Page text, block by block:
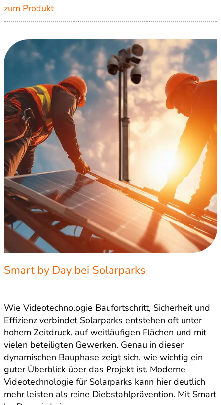
zum Produkt
Smart by Day bei Solarparks
Wie Videotechnologie Baufortschritt, Sicherheit und
Effizienz verbindet Solarparks entstehen oft unter
hohem Zeitdruck, auf weitläufigen Flächen und mit
vielen beteiligten Gewerken. Genau in dieser
dynamischen Bauphase zeigt sich, wie wichtig ein
guter Überblick über das Projekt ist. Moderne
Videotechnologie für Solarparks kann hier deutlich
mehr leisten als reine Diebstahlprävention. Mit Smart